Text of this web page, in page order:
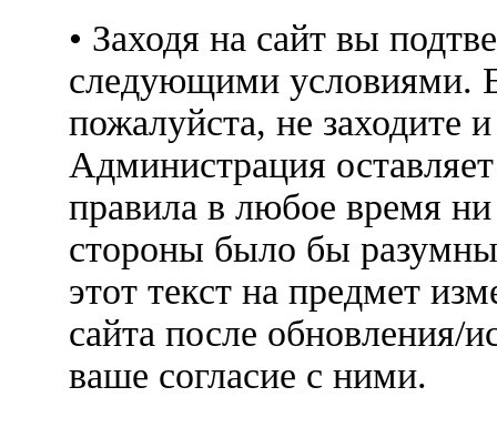
• Заходя на сайт вы
следующими условиями.
пожалуйста, не заходите
Администрация
правила в любое время
стороны было бы
этот текст на предмет
сайта после обновления/
ваше согласие с ними.